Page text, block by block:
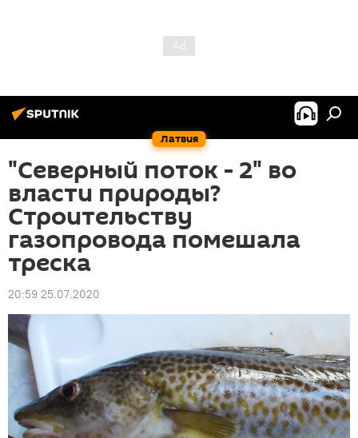
Латвия
"Северный поток - 2" во
власти природы?
Строительству
газопровода помешала
треска
20:59 25.07.2020